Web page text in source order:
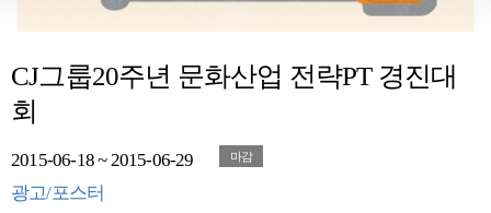
CJ그룹20주년 문화산업 전략PT 경진대
회
2015-06-18 ~ 2015-06-29 마감
광고/포스터